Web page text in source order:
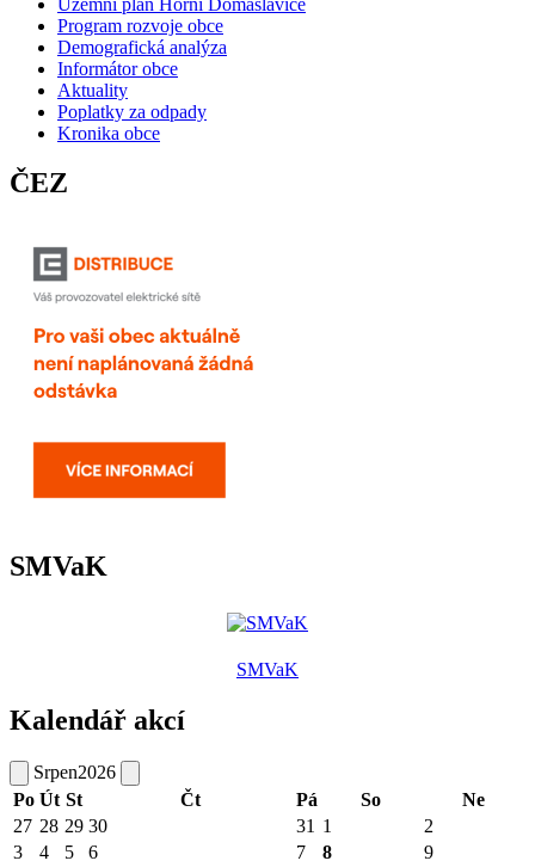
Program rozvoje obce
Demografická analýza
Informátor obce
Aktuality
Poplatky za odpady
Kronika obce
ČEZ
SMVaK
SMVaK
Kalendář akcí
Srpen2026
Po Út St Čt Pá So
Ne
27 28 29 30 31 1
2
3
4 5 6 7 8 9